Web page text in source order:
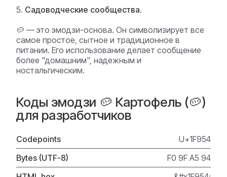
Садоводческие сообщества.
🥔 — это эмодзи-основа. Он символизирует все
самое простое, сытное и традиционное в
питании. Его использование делает сообщение
более "домашним", надежным и
ностальгическим.
Коды эмодзи 🥔 Картофель (🥔)
для разработчиков
Codepoints
U+1F954
Bytes (UTF-8)
F0 9F A5 94